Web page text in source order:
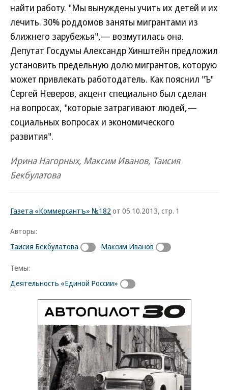
найти работу. "Мы вынуждены учить их детей и их
лечить. 30% роддомов заняты мигрантами из
ближнего зарубежья",— возмутилась она.
Депутат Госдумы Александр Хинштейн предложил
установить предельную долю мигрантов, которую
может привлекать работодатель. Как пояснил "Ъ"
Сергей Неверов, акцент специально был сделан
на вопросах, "которые затрагивают людей,—
социальных вопросах и экономического
развития".
Ирина Нагорных, Максим Иванов, Таисия
Бекбулатова
Газета «Коммерсантъ» №182 от 05.10.2013, стр. 1
Авторы:
Таисия Бекбулатова
Максим Иванов
Темы:
Деятельность «Единой России»